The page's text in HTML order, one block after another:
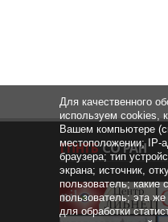
Для качественного
используем cookies,
Вашем компьютере
местоположении; IP-
браузера; тип
экрана; источник,
пользователь; какие
пользователь; эта
для обработки